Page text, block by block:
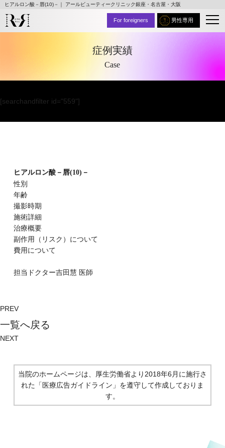
ヒアルロン酸－唇(10)－｜ アールビューティークリニック銀座・名古屋・大阪
男性専用
For foreigners
症例実績
Case
[searchandfilter id="559"]
ヒアルロン酸－唇(10)－
性別
年齢
撮影時期
施術詳細
治療概要
副作⽤（リスク）について
費⽤について
担当ドクター吉田慧医師
PREV
⼀覧へ戻る
NEXT
当院のホームページは、厚生労働省より2018年6月に施行さ
れた 「医療広告ガイドライン」を遵守して作成しておりま
す。